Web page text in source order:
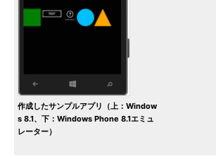
作成したサンプルアプリ（上：Window
s 8.1、下：Windows Phone 8.1エミュ
レーター）